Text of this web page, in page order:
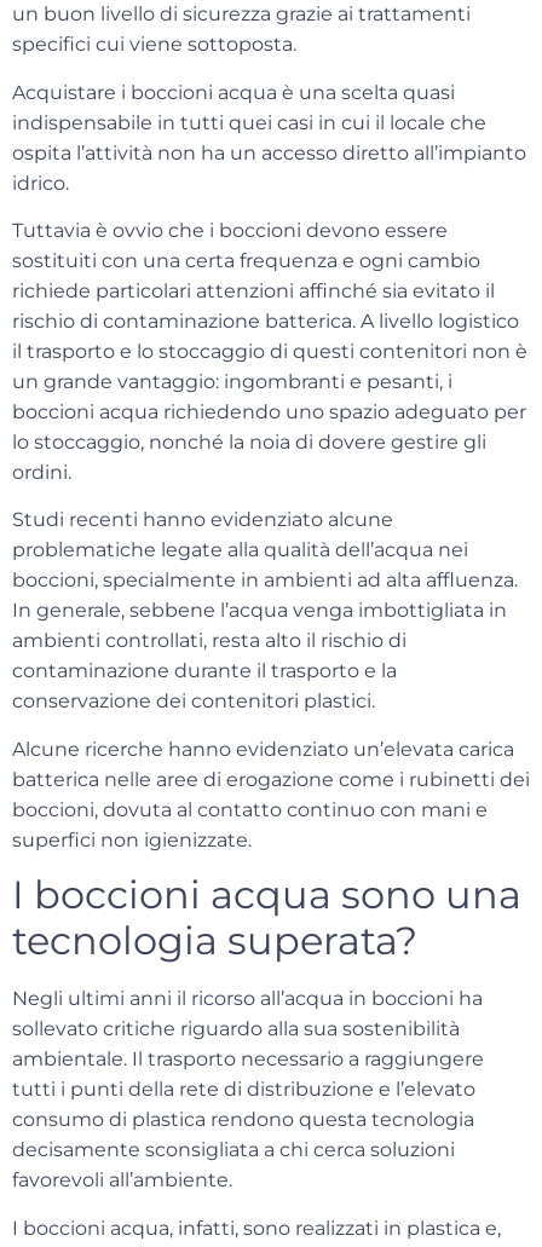
un buon livello di sicurezza grazie ai trattamenti
specifici cui viene sottoposta.
Acquistare i boccioni acqua è una scelta quasi
indispensabile in tutti quei casi in cui il locale che
ospita l’attività non ha un accesso diretto all’impianto
idrico.
Tuttavia è ovvio che i boccioni devono essere
sostituiti con una certa frequenza e ogni cambio
richiede particolari attenzioni affinché sia evitato il
rischio di contaminazione batterica. A livello logistico
il trasporto e lo stoccaggio di questi contenitori non è
un grande vantaggio: ingombranti e pesanti, i
boccioni acqua richiedendo uno spazio adeguato per
lo stoccaggio, nonché la noia di dovere gestire gli
ordini.
Studi recenti hanno evidenziato alcune
problematiche legate alla qualità dell’acqua nei
boccioni, specialmente in ambienti ad alta affluenza.
In generale, sebbene l’acqua venga imbottigliata in
ambienti controllati, resta alto il rischio di
contaminazione durante il trasporto e la
conservazione dei contenitori plastici.
Alcune ricerche hanno evidenziato un’elevata carica
batterica nelle aree di erogazione come i rubinetti dei
boccioni, dovuta al contatto continuo con mani e
superfici non igienizzate.
I boccioni acqua sono una
tecnologia superata?
Negli ultimi anni il ricorso all’acqua in boccioni ha
sollevato critiche riguardo alla sua sostenibilità
ambientale. Il trasporto necessario a raggiungere
tutti i punti della rete di distribuzione e l’elevato
consumo di plastica rendono questa tecnologia
decisamente sconsigliata a chi cerca soluzioni
favorevoli all’ambiente.
I boccioni acqua, infatti, sono realizzati in plastica e,